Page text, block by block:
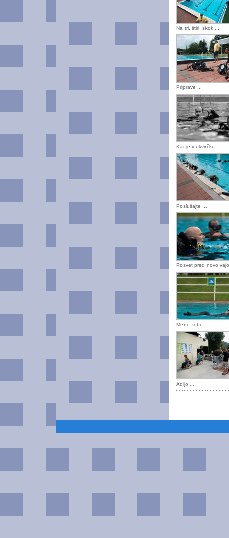
Na tri, štiri, skok ...
Priprave ...
Kar je v okvirčku ...
Poslušajte ...
Posvet pred novo
Mene zebe ...
Adijo ...